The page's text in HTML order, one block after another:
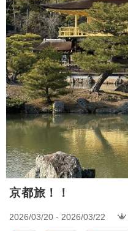
京都旅！！
2026/03/20 - 2026/03/22